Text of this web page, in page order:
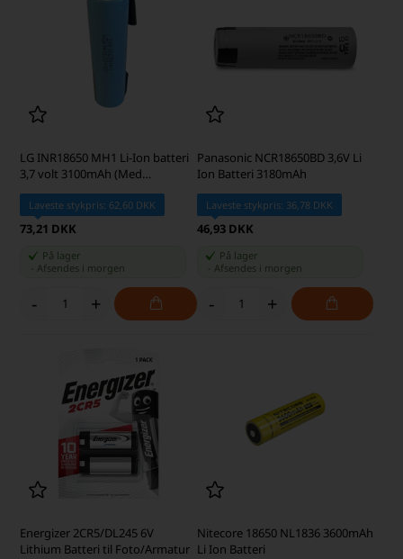
LG INR18650 MH1 Li-Ion batteri
3,7 volt 3100mAh (Med
loddeflige)
Laveste stykpris: 62,60 DKK
73,21 DKK
På lager
Afsendes i morgen
- +
Panasonic NCR18650BD 3,6V Li
Ion Batteri 3180mAh
Laveste stykpris: 36,78 DKK
46,93 DKK
På lager
Afsendes i morgen
- +
Energizer 2CR5/DL245 6V
Lithium Batteri til Foto/Armatur
Nitecore 18650 NL1836 3600mAh
Li Ion Batteri